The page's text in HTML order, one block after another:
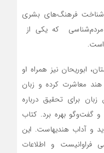
شناخت فرهنگ‌های بشری
که یکی از
است.
ابوریحان نیز همراه او
معاشرت کرده و زبان
برای تحقیق درباره
گفت‌وگو بهره برد. کتاب
و آداب هندیهاست. این
فراوانیست و اطلاعات